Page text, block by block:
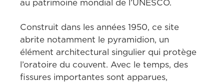
au patrimoine mondial de l’UNESCO.
Construit dans les années 1950, ce site
abrite notamment le pyramidion, un
élément architectural singulier qui protège
l’oratoire du couvent. Avec le temps, des
fissures importantes sont apparues,